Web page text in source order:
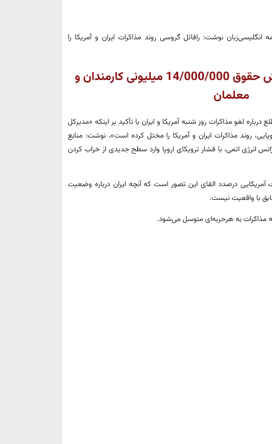
انگلیسی‌زبان نوشت: رافائل گروسی روند مذاکرات ایران و آمریکا را
کلیک کنید: جزئیات افزایش حقوق 14/000/000 میلیونی کارمندان و
معلمان
درباره لغو مذاکرات روز شنبه آمریکا و ایران با تأکید بر اینکه «مدیرکل
روند مذاکرات ایران و آمریکا را مختل کرده است»، نوشت: منابع
انرژی اتمی، با فشار ترویکای اروپا وارد سطح جدیدی از خراب کردن
آمریکایی درصدد القای این تصور است که آنچه ایران درباره وضعیت
با واقعیت نیست.
مذاکرات به هرحربه‌ای متوسل می‌شود.